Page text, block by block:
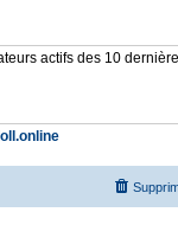
actifs des 10